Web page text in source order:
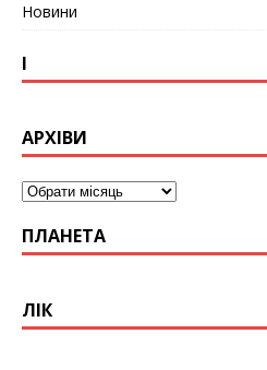
Новини
І
АРХІВИ
ПЛАНЕТА
ЛІК